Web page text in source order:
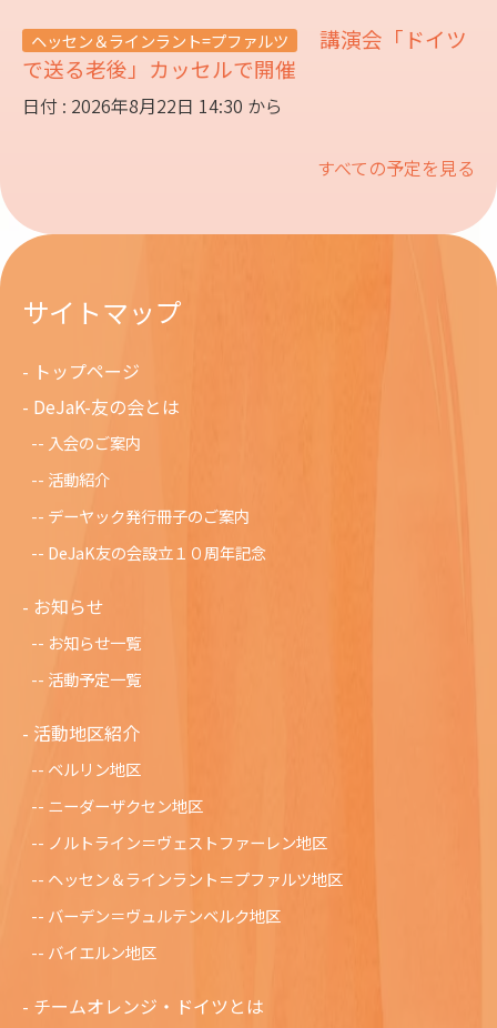
ヘッセン＆ラインラント=プファルツ
講演会「ドイツ
で送る老後」カッセルで開催
日付 : 2026年8月22日 14:30 から
すべての予定を見る
サイトマップ
トップページ
DeJaK-友の会とは
入会のご案内
活動紹介
デーヤック発行冊子のご案内
DeJaK友の会設立１０周年記念
お知らせ
お知らせ一覧
活動予定一覧
活動地区紹介
ベルリン地区
ニーダーザクセン地区
ノルトライン＝ヴェストファーレン地区
ヘッセン＆ラインラント＝プファルツ地区
バーデン＝ヴュルテンベルク地区
バイエルン地区
チームオレンジ・ドイツとは